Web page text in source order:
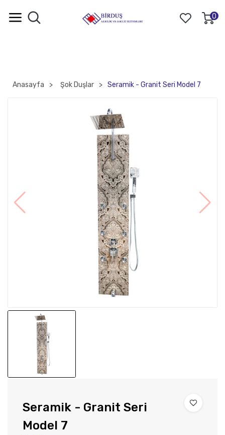
0
Anasayfa Şok Duşlar Seramik - Granit Seri Model 7
Seramik - Granit Seri
Model 7